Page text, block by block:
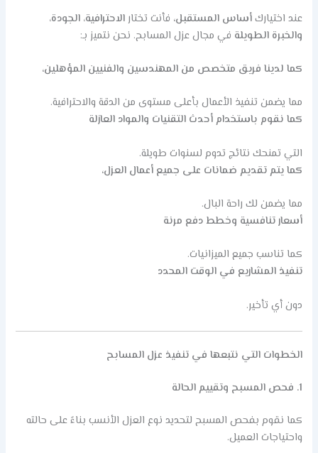
عند اختياركأساس المستقبل، فأنت تختارالاحترافية، الجودة،
والخبرة الطويلة في مجال عزل المسابح. نحن نتميز بـ:
كما لدينا فريق متخصص من المهندسين والفنيين المؤهلين،
مما يضمن تنفيذ الأعمال بأعلى مستوى من الدقة والاحترافية.
كما نقوم باستخدام أحدث التقنيات والمواد العازلة
التي تمنحك نتائج تدوم لسنوات طويلة.
كما يتم تقديم ضمانات على جميع أعمال العزل،
مما يضمن لك راحة البال.
أسعار تنافسية وخطط دفع مرنة
كما تناسب جميع الميزانيات.
تنفيذ المشاريع في الوقت المحدد
دون أي تأخير.
الخطوات التي نتبعها في تنفيذ عزل المسابح
1. فحص المسبح وتقييم الحالة
كما نقوم بفحص المسبح لتحديد نوع العزل الأنسب بناءً على حالته
واحتياجات العميل.